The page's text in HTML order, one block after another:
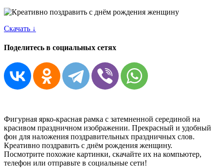
Скачать ↓
Поделитесь в социальных сетях
Фигурная ярко-красная рамка с затемненной серединой на
красивом праздничном изображении. Прекрасный и удобный
фон для наложения поздравительных праздничных слов.
Креативно поздравить с днём рождения женщину.
Посмотрите похожие картинки, скачайте их на компьютер,
телефон или отправьте в социальные сети!